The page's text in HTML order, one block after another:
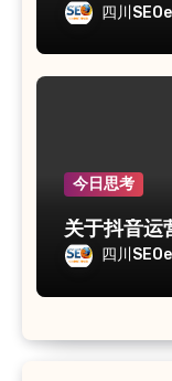
四川
今日思考
关于抖音运
四川